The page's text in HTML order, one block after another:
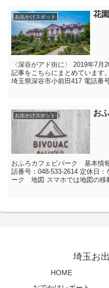
お出かけスポット 花
〈深谷がアド街に〉 2019年7
記事をこちらにまとめています。 花園フォレスト 基本情報 住
お出かけスポット お
おふろカフェビバーク 基本情報
話番号：048-533-2614 定休日：なし 公式サイト： おふろカフェビバ
ーク 地図 スマホでは地図の移動や縮尺の変更はできません。ご了
埼玉お
HOME